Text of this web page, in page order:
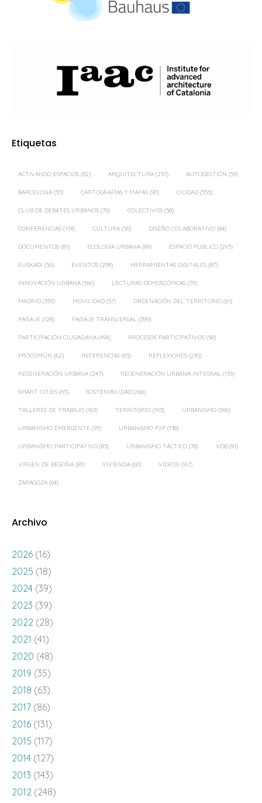
Etiquetas
ACTIVANDO ESPACIOS (82) ARQUITECTURA (257) AUTOGESTIÓN (59)
BARCELONA (55) CARTOGRAFÍAS Y MAPAS (90) CIUDAD (553)
CLUB DE DEBATES URBANOS (70) COLECTIVOS (58)
CONFERENCIAS (174) CULTURA (56) DISEÑO COLABORATIVO (84)
DOCUMENTOS (81) ECOLOGÍA URBANA (89) ESPACIO PÚBLICO (293)
EUSKADI (56) EVENTOS (298) HERRAMIENTAS DIGITALES (87)
INNOVACIÓN URBANA (166) LECTURAS DEMOSCÓPICAS (79)
MADRID (359) MOVILIDAD (57) ORDENACIÓN DEL TERRITORIO (61)
PAISAJE (128) PAISAJE TRANSVERSAL (399)
PARTICIPACIÓN CIUDADANA (494) PROCESOS PARTICIPATIVOS (58)
PROCOMÚN (62) REFERENCIAS (83) REFLEXIONES (245)
REGENERACIÓN URBANA (247) REGENERACIÓN URBANA INTEGRAL (135)
SMART CITIES (63) SOSTENIBILIDAD (166)
TALLERES DE TRABAJO (163) TERRITORIO (193) URBANISMO (596)
URBANISMO EMERGENTE (95) URBANISMO P2P (138)
URBANISMO PARTICIPATIVO (83) URBANISMO TÁCTICO (78) VDB (91)
VIRGEN DE BEGOÑA (89) VIVIENDA (60) VÍDEOS (167)
ZARAGOZA (64)
Archivo
2026 (16)
2025 (18)
2024 (39)
2023 (39)
2022 (28)
2021 (41)
2020 (48)
2019 (35)
2018 (63)
2017 (86)
2016 (131)
2015 (117)
2014 (127)
2013 (143)
2012 (248)